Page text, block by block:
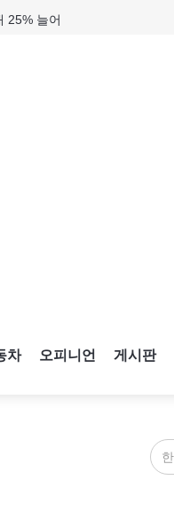
25% 늘어
차 오피니언 게시판